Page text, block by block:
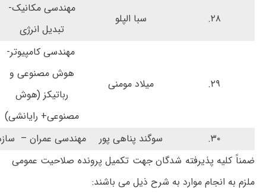
۲۸. سبا الپلو
مهندسی مکانیک-
تبدیل انرژی
۲۹. میلاد مومنی
مهندسی کامپیوتر-
هوش مصنوعی و
رباتیکز (هوش
مصنوعی+ رایانشی)
۳۰.
سوگند پناهی پور
مهندسی عمران –
ضمناً کلیه پذیرفته شدگان جهت تکمیل پرونده صلاحیت عمومی
ملزم به انجام موارد به شرح ذیل می باشند: